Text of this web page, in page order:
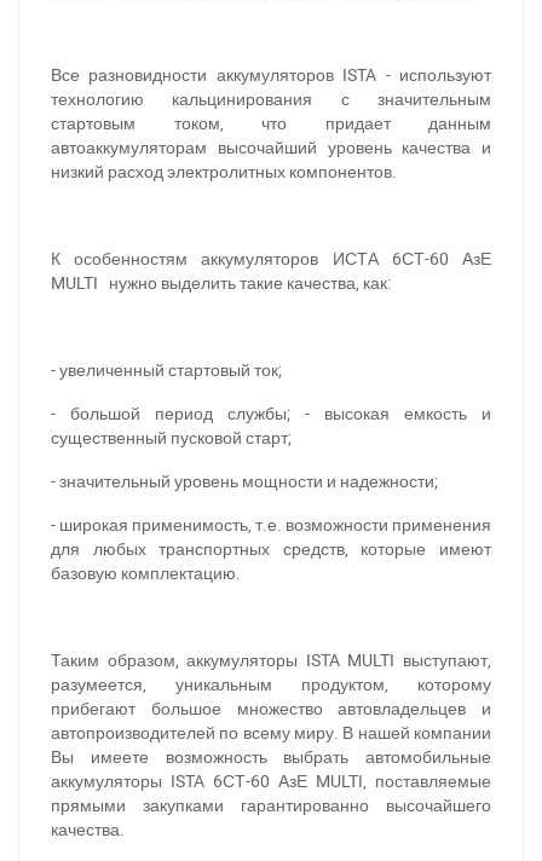
Все разновидности аккумуляторов ISTA - используют
технологию кальцинирования с значительным
стартовым током, что придает данным
автоаккумуляторам высочайший уровень качества и
низкий расход электролитных компонентов.
К особенностям аккумуляторов ИСТА 6СТ-60 АзЕ
MULTI нужно выделить такие качества, как:
- увеличенный стартовый ток;
- большой период службы; - высокая емкость и
существенный пусковой старт;
- значительный уровень мощности и надежности;
- широкая применимость, т.е. возможности применения
для любых транспортных средств, которые имеют
базовую комплектацию.
Таким образом, аккумуляторы ISTA MULTI выступают,
разумеется, уникальным продуктом, которому
прибегают большое множество автовладельцев и
автопроизводителей по всему миру. В нашей компании
Вы имеете возможность выбрать автомобильные
аккумуляторы ISTA 6СТ-60 АзЕ MULTI, поставляемые
прямыми закупками гарантированно высочайшего
качества.
При отсутствии связи - пишите, звоните в Viber /